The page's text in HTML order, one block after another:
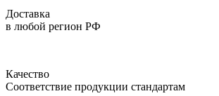
Доставка
в любой регион РФ
Качество
Соответствие продукции стандартам